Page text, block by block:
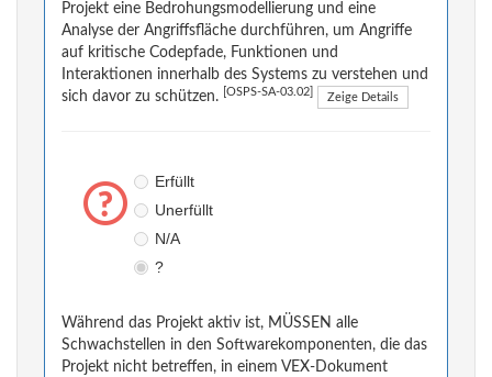
Projekt eine Bedrohungsmodellierung und eine
Analyse der Angriffsfläche durchführen, um Angriffe
auf kritische Codepfade, Funktionen und
Interaktionen innerhalb des Systems zu verstehen und
sich davor zu schützen.
[OSPS-SA-03.02] Zeige Details
Erfüllt
Unerfüllt
N/A
?
Während das Projekt aktiv ist, MÜSSEN alle
Schwachstellen in den Softwarekomponenten, die das
Projekt nicht betreffen, in einem VEX-Dokument